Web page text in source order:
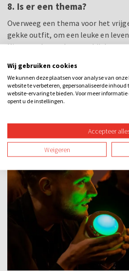
8. Is er een thema?
Overweeg een thema voor het
gekke outfit, om een leuke en
Kies een thema dat past bij de
interesses van de bruid of
thema, een discofeest, een
thema. Moedig alle genodigden
volgens het gekozen thema om
voegen aan het feest.
Wij gebruiken cookies
We kunnen deze plaatsen voor analyse van
website te verbeteren, gepersonaliseerde inhoud
website-ervaring te bieden. Voor meer informatie
opent u de instellingen.
Accepteer
Weigeren